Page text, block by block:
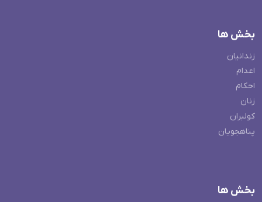
بخش ها
زندانیان
اعدام
احکام
زنان
کولبران
پناهجویان
بخش ها